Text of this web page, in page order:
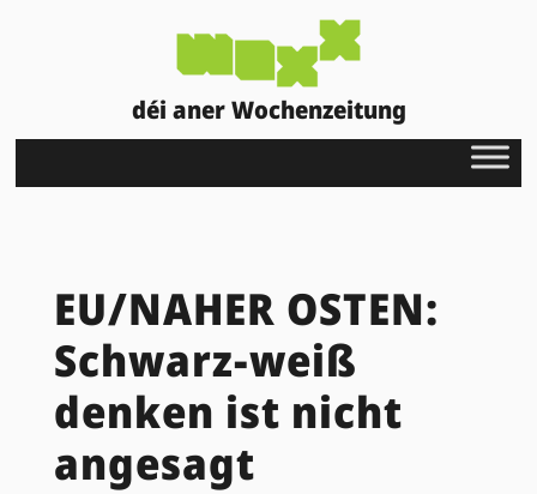
déi aner Wochenzeitung
EU/NAHER OSTEN:
Schwarz-weiß
denken ist nicht
angesagt